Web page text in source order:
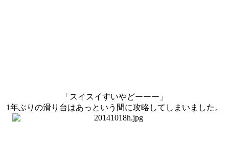
「スイスイすいやどーーー」
1年ぶりの滑り台はあっという間に攻略してしまいました。